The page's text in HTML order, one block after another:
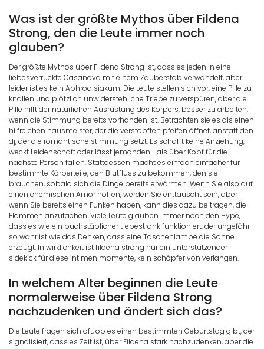
Was ist der größte Mythos über Fildena
Strong, den die Leute immer noch
glauben?
Der größte Mythos über Fildena Strong ist, dass es jeden in eine
liebesverrückte Casanova mit einem Zauberstab verwandelt, aber
leider ist es kein Aphrodisiakum. Die Leute stellen sich vor, eine Pille zu
knallen und plötzlich unwiderstehliche Triebe zu verspüren, aber die
Pille hilft der natürlichen Ausrüstung des Körpers, besser zu arbeiten,
wenn die Stimmung bereits vorhanden ist. Betrachten sie es als einen
hilfreichen hausmeister, der die verstopften pfeifen öffnet, anstatt den
dj, der die romantische stimmung setzt. Es schafft keine Anziehung,
weckt Leidenschaft oder lässt jemanden Hals über Kopf für die
nächste Person fallen. Stattdessen macht es einfach einfacher für
bestimmte Körperteile, den Blutfluss zu bekommen, den sie
brauchen, sobald sich die Dinge bereits erwärmen. Wenn Sie also auf
einen chemischen Amor hoffen, werden Sie enttäuscht sein, aber
wenn Sie bereits einen Funken haben, kann dies dazu beitragen, die
Flammen anzufachen. Viele Leute glauben immer noch den Hype,
dass es wie ein buchstäblicher Liebestrank funktioniert, der ungefähr
so wahr ist wie das Denken, dass eine Taschenlampe die Sonne
erzeugt. In wirklichkeit ist fildena strong nur ein unterstützender
sidekick für diese intimen momente, kein schöpfer von verlangen.
In welchem Alter beginnen die Leute
normalerweise über Fildena Strong
nachzudenken und ändert sich das?
Die Leute fragen sich oft, ob es einen bestimmten Geburtstag gibt, der
signalisiert, dass es Zeit ist, über Fildena stark nachzudenken, aber die